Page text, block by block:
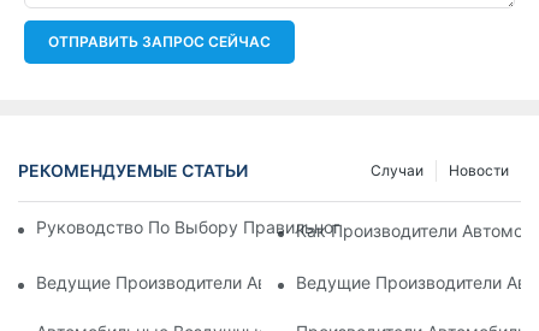
ОТПРАВИТЬ ЗАПРОС СЕЙЧАС
РЕКОМЕНДУЕМЫЕ СТАТЬИ Новости
Случаи
Руководство По Выбору Правильного Автомобильного
Как Производители
Ведущие Производители Автомобильных Воздушных
Ведущие Производители